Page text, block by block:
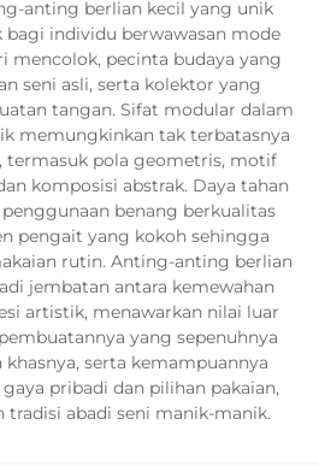
anting berlian kecil yang unik
bagi individu berwawasan mode
mencolok, pecinta budaya yang
seni asli, serta kolektor yang
tangan. Sifat modular dalam
memungkinkan tak terbatasnya
termasuk pola geometris, motif
komposisi abstrak. Daya tahan
benang berkualitas
pengait yang kokoh sehingga
rutin. Anting-anting berlian
jembatan antara kemewahan
artistik, menawarkan nilai luar
yang sepenuhnya
serta kemampuannya
pribadi dan pilihan pakaian,
tradisi abadi seni manik-manik.